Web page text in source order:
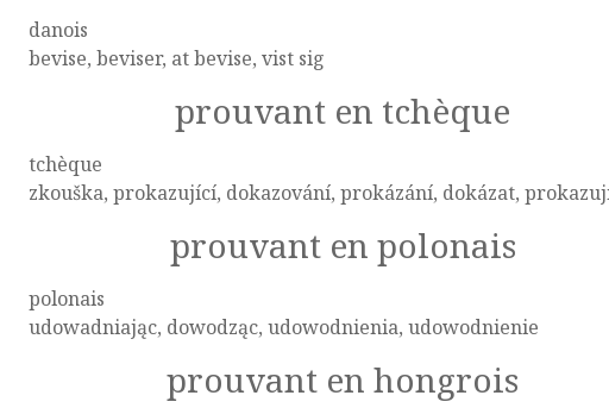
danois
bevise, beviser, at bevise, vist sig
prouvant en tchèque
tchèque
zkouška, prokazující, dokazování, prokázání, dokázat,
prouvant en polonais
polonais
udowadniając, dowodząc, udowodnienia, udowodnienie
prouvant en hongrois